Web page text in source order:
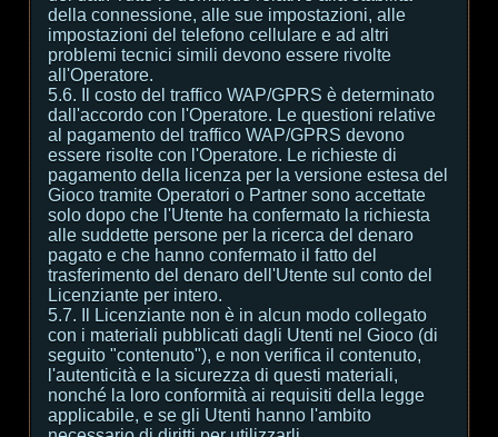
della connessione, alle sue impostazioni, alle
impostazioni del telefono cellulare e ad altri
problemi tecnici simili devono essere rivolte
all'Operatore.
5.6. Il costo del traffico WAP/GPRS è determinato
dall'accordo con l'Operatore. Le questioni relative
al pagamento del traffico WAP/GPRS devono
essere risolte con l'Operatore. Le richieste di
pagamento della licenza per la versione estesa del
Gioco tramite Operatori o Partner sono accettate
solo dopo che l'Utente ha confermato la richiesta
alle suddette persone per la ricerca del denaro
pagato e che hanno confermato il fatto del
trasferimento del denaro dell'Utente sul conto del
Licenziante per intero.
5.7. Il Licenziante non è in alcun modo collegato
con i materiali pubblicati dagli Utenti nel Gioco (di
seguito "contenuto"), e non verifica il contenuto,
l'autenticità e la sicurezza di questi materiali,
nonché la loro conformità ai requisiti della legge
applicabile, e se gli Utenti hanno l'ambito